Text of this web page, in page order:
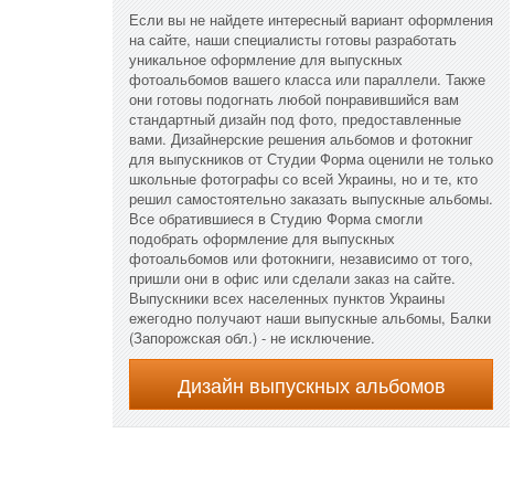
Если вы не найдете интересный вариант оформления
на сайте, наши специалисты готовы разработать
уникальное оформление для выпускных
фотоальбомов вашего класса или параллели. Также
они готовы подогнать любой понравившийся вам
стандартный дизайн под фото, предоставленные
вами. Дизайнерские решения альбомов и фотокниг
для выпускников от Студии Форма оценили не только
школьные фотографы со всей Украины, но и те, кто
решил самостоятельно заказать выпускные альбомы.
Все обратившиеся в Студию Форма смогли
подобрать оформление для выпускных
фотоальбомов или фотокниги, независимо от того,
пришли они в офис или сделали заказ на сайте.
Выпускники всех населенных пунктов Украины
ежегодно получают наши выпускные альбомы, Балки
(Запорожская обл.) - не исключение.
Дизайн выпускных альбомов